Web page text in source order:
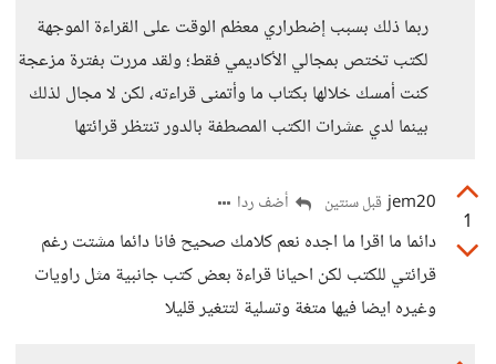
ربما ذلك بسبب إضطراري معظم الوقت على القراءة الموجهة
لكتب تختص بمجالي الأكاديمي فقط؛ ولقد مررت بفترة مزعجة
كنت أمسك خلالها بكتاب ما وأتمنى قراءته، لكن لا مجال لذلك
بينما لدي عشرات الكتب المصطفة بالدور تنتظر قرائتها
1
jem20 قبل سنتين أضف ردا
دائما ما اقرا ما اجده نعم كلامك صحيح فانا دائما مشتت رغم
قرائتي للكتب لكن احيانا قراءة بعض كتب جانبية مثل راويات
وغيره ايضا فيها متغة وتسلية لتتغير قليلا